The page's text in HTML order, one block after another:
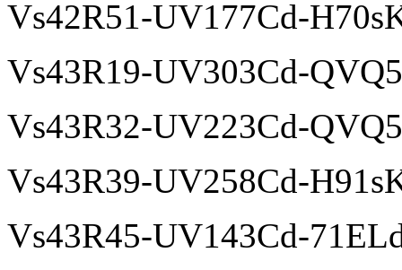
Vs42R51-UV177Cd-
Vs43R19-UV303Cd-
Vs43R32-UV223Cd-
Vs43R39-UV258Cd-
Vs43R45-UV143Cd-